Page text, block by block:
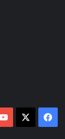
فيسبوك